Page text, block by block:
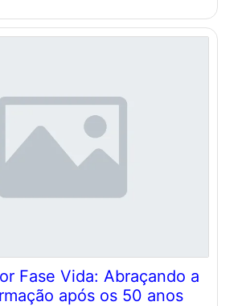
Fase Vida: Abraçando a
após os 50 anos